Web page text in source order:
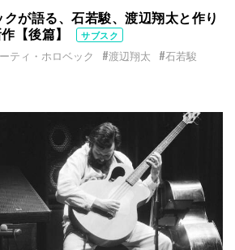
が語る、石若駿、渡辺翔太と作り
【後篇】
サブスク
ティ・ホロベック #渡辺翔太 #石若駿